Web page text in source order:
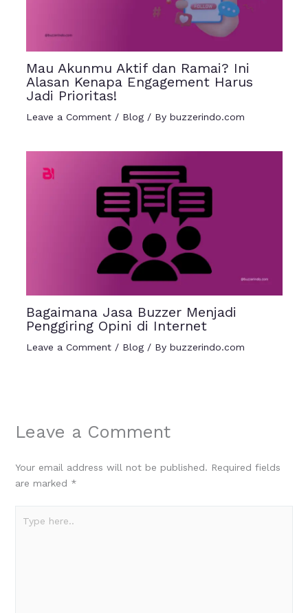
Mau Akunmu Aktif dan Ramai? Ini
Alasan Kenapa Engagement Harus
Jadi Prioritas!
Leave a Comment / Blog/ By buzzerindo.com
Bagaimana Jasa Buzzer Menjadi
Penggiring Opini di Internet
Leave a Comment / Blog/ By buzzerindo.com
Leave a Comment
Your email address will not be published. Required fields
are marked *
here..